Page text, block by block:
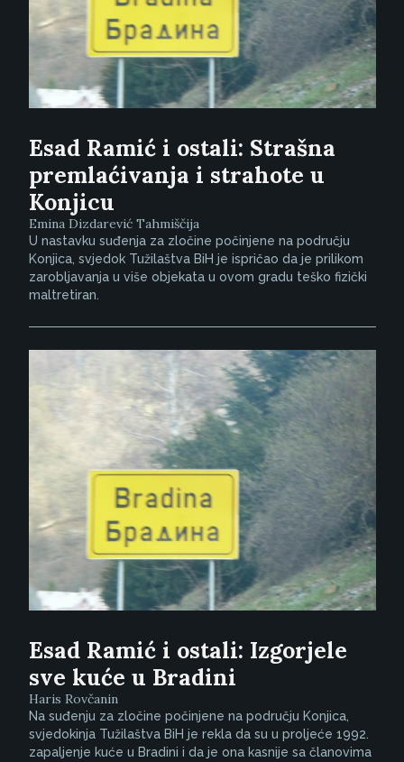
Esad Ramić i ostali: Strašna
premlaćivanja i strahote u
Konjicu
Emina Dizdarević Tahmiščija
U nastavku suđenja za zločine počinjene na području
Konjica, svjedok Tužilaštva BiH je ispričao da je prilikom
zarobljavanja u više objekata u ovom gradu teško fizički
maltretiran.
Esad Ramić i ostali: Izgorjele
sve kuće u Bradini
Haris Rovčanin
Na suđenju za zločine počinjene na području Konjica,
svjedokinja Tužilaštva BiH je rekla da su u proljeće 1992.
zapaljenje kuće u Bradini i da je ona kasnije sa članovima